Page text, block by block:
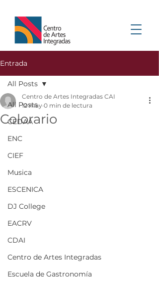
Entrada
All Posts
CEDAA
ENC
CIEF
Musica
ESCENICA
DJ College
EACRV
CDAI
Centro de Artes Integradas
Escuela de Gastronomía
All Posts
Colorario
Centro de Artes Integradas CAI
12 may 0 min de lectura